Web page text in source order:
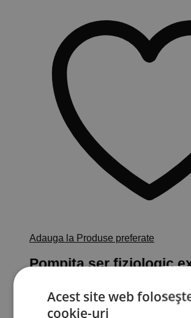
Adauga la Produse preferate
Pompita ser fiziologic
TVA Inclus
are mai multe variații. Opțiunile pot fi
produsului.
Acest site web
cookie-uri